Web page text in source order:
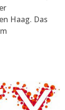
Haag. Das